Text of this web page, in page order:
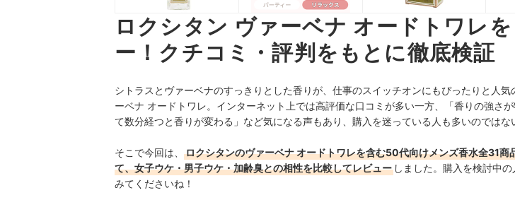
ロクシタン ヴァーベナ オードトワレ
ー！クチコミ・評判をもとに徹底検証
シトラスとヴァーベナのすっきりとした香りが、仕事のスイッチオンにもぴったりと人気
ーベナ オードトワレ。インターネット上では高評価な口コミが多い一方、「香りの強さ
て数分経つと香りが変わる」など気になる声もあり、購入を迷っている人も多いのではな
そこで今回は、
ロクシタンのヴァーベナ オードトワレを含む50代向けメンズ香水全31商
て、女子ウケ・男子ウケ・加齢臭との相性を比較してレビュー しました。購入を検討中
みてくださいね！